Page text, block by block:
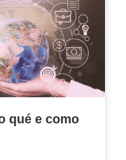
qué e como